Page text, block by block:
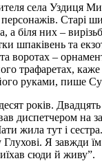
села Уздиця
Старі
а біля них –
шпаківень та
воротах –
трафаретах,
руками, пише
років. Двадцять
диспетчером на
жила тут і
Я завжди
сюди й живу”.